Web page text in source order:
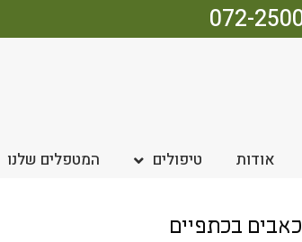
אודות טיפולים המטפלים שלנו
כאבים בכתפיים